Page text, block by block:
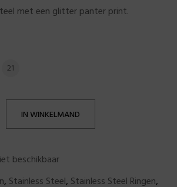
met een glitter panter print.
21
IN WINKELMAND
beschikbaar
, Stainless Steel, Stainless Steel Ringen,